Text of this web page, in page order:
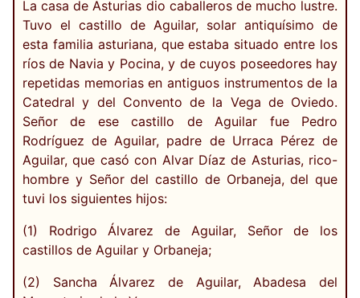
La casa de Asturias dio caballeros de mucho lustre.
Tuvo el castillo de Aguilar, solar antiquísimo de
esta familia asturiana, que estaba situado entre los
ríos de Navia y Pocina, y de cuyos poseedores hay
repetidas memorias en antiguos instrumentos de la
Catedral y del Convento de la Vega de Oviedo.
Señor de ese castillo de Aguilar fue Pedro
Rodríguez de Aguilar, padre de Urraca Pérez de
Aguilar, que casó con Alvar Díaz de Asturias, rico-
hombre y Señor del castillo de Orbaneja, del que
tuvi los siguientes hijos:
(1) Rodrigo Álvarez de Aguilar, Señor de los
castillos de Aguilar y Orbaneja;
(2) Sancha Álvarez de Aguilar, Abadesa del